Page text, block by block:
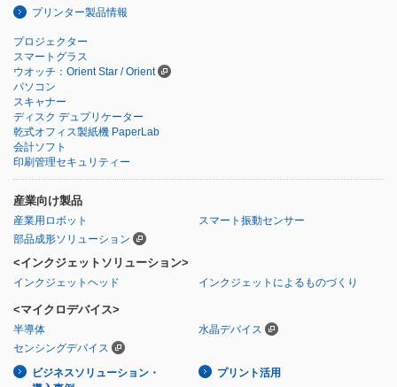
プリンター製品情報
プロジェクター
スマートグラス
ウオッチ：Orient Star / Orient
パソコン
スキャナー
ディスク デュプリケーター
乾式オフィス製紙機 PaperLab
会計ソフト
印刷管理セキュリティー
産業向け製品
産業用ロボット
スマート振動センサー
部品成形ソリューション
<インクジェットソリューション>
インクジェットヘッド インクジェットによるものづくり
<マイクロデバイス>
半導体
水晶デバイス
センシングデバイス
ビジネスソリューション・
プリント活用